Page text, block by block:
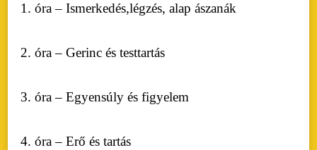
1. óra – Ismerkedés,légzés, alap ászanák
2. óra – Gerinc és testtartás
3. óra – Egyensúly és figyelem
4. óra – Erő és tartás